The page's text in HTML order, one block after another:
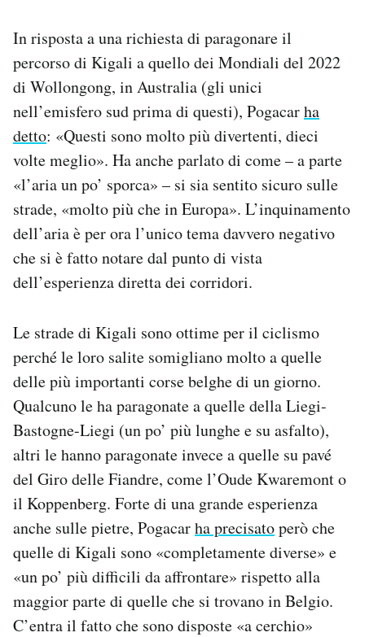
In risposta a una richiesta di paragonare il
percorso di Kigali a quello dei Mondiali del 2022
di Wollongong, in Australia (gli unici
nell’emisfero sud prima di questi), Pogacarha
detto: «Questi sono molto più divertenti, dieci
volte meglio». Ha anche parlato di come – a parte
«l’aria un po’ sporca» – si sia sentito sicuro sulle
strade, «molto più che in Europa». L’inquinamento
dell’aria è per ora l’unico tema davvero negativo
che si è fatto notare dal punto di vista
dell’esperienza diretta dei corridori.
Le strade di Kigali sono ottime per il ciclismo
perché le loro salite somigliano molto a quelle
delle più importanti corse belghe di un giorno.
Qualcuno le ha paragonate a quelle della Liegi-
Bastogne-Liegi (un po’ più lunghe e su asfalto),
altri le hanno paragonate invece a quelle su pavé
del Giro delle Fiandre, come l’Oude Kwaremont o
il Koppenberg. Forte di una grande esperienza
anche sulle pietre, Pogacarha precisatoperò che
quelle di Kigali sono «completamente diverse» e
«un po’ più difficili da affrontare» rispetto alla
maggior parte di quelle che si trovano in Belgio.
C’entra il fatto che sono disposte «a cerchio»